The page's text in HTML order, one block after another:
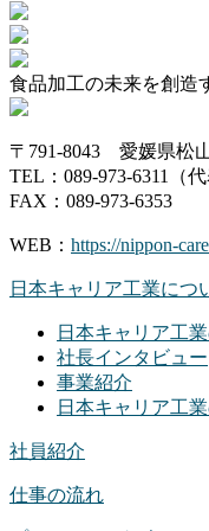
食品加工の未来を創造
〒791-8043 愛媛県松
TEL：089-973-6311（代
FAX：089-973-6353
WEB： https://nippon-
日本キャリア工業につ
日本キャリア工
社長インタビュー
事業紹介
日本キャリア工
社員紹介
仕事の流れ